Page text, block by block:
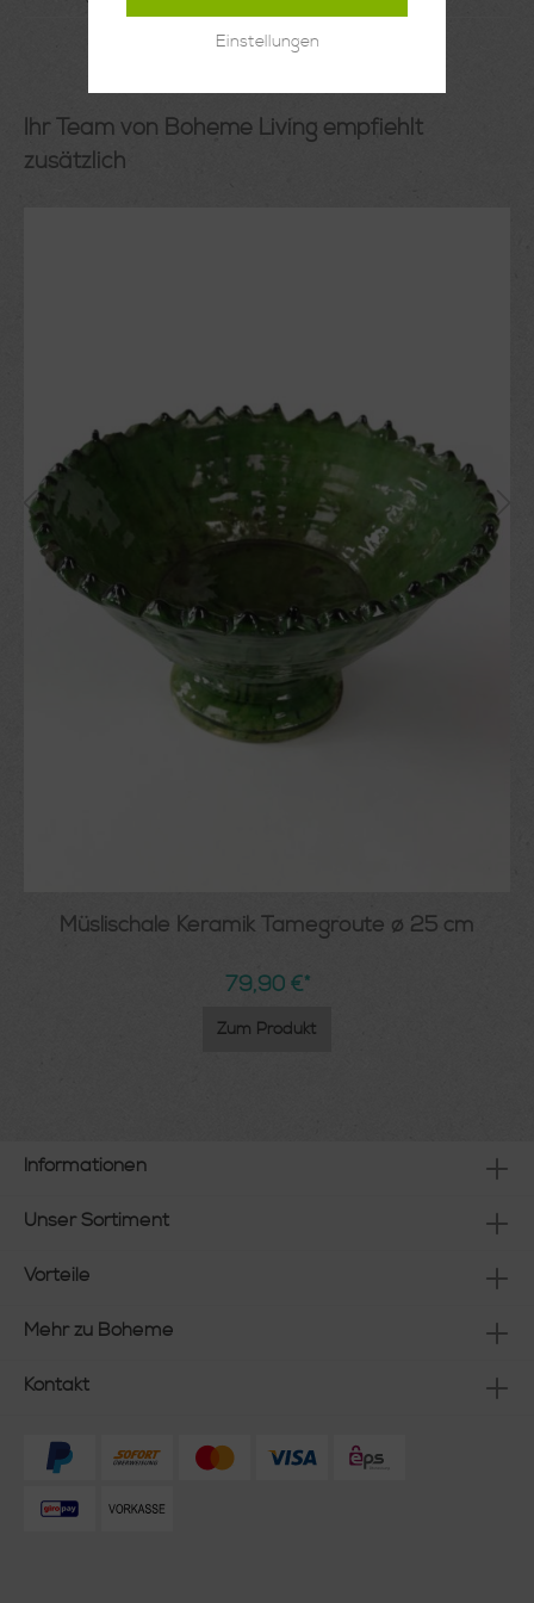
Ihr Team von Boheme Living empfiehlt
zusätzlich
Müslischale Keramik Tamegroute ø 25 cm
79,90 €*
Zum Produkt
Informationen
Unser Sortiment
Vorteile
Mehr zu Boheme
Kontakt
Einstellungen